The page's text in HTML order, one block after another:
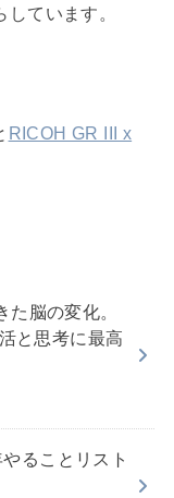
ています。
RICOH GR III x
た脳の変化。
と思考に最高
ることリスト